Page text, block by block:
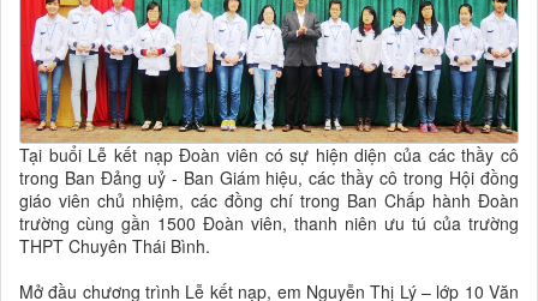
Tại buổi Lễ kết nạp Đoàn viên có sự hiện diện của các thầy cô
trong Ban Đảng uỷ - Ban Giám hiệu, các thầy cô trong Hội đồng
giáo viên chủ nhiệm, các đồng chí trong Ban Chấp hành Đoàn
trường cùng gần 1500 Đoàn viên, thanh niên ưu tú của trường
THPT Chuyên Thái Bình.
Mở đầu chương trình Lễ kết nạp, em Nguyễn Thị Lý – lớp 10 Văn